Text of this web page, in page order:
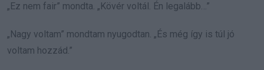
„Ez nem fair” mondta. „Kövér voltál. Én legalább…”
„Nagy voltam” mondtam nyugodtan. „És még így is túl jó
voltam hozzád.”